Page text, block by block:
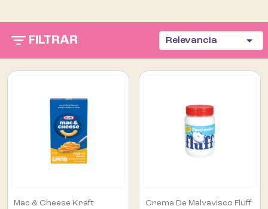
Relevancia 
FILTRAR
Mac & Cheese Kraft
Crema De Malvavisco Fluff